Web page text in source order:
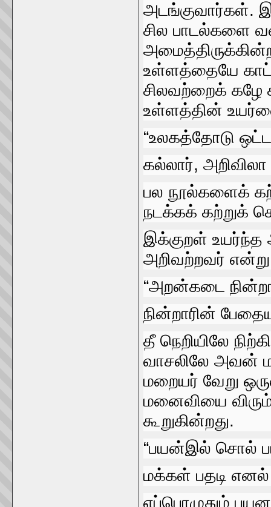
சில பாடல்களை
உள்ளத்தையே
சிலவற்றைக்‌
உள்ளத்தின்‌
“உலகத்தோடு
கல்லார்‌, அறிவிலா
பல நூல்களைக்‌
நடக்கக்‌ கற்றுக்‌
இக்குறள்‌ உயர்ந்த
அறிவற்றவர்‌ என்று
“அறன்கடை
நின்றாரின்‌
தீ நெறியிலே
வாசலிலே அவன்‌
மறையர்‌ வேறு
மனைவியை
கூறுகின்றது.
“பயன்‌இல்‌ சொல்‌
மக்கள்‌ பதடி எனல்‌
எப்பொழுதும்‌